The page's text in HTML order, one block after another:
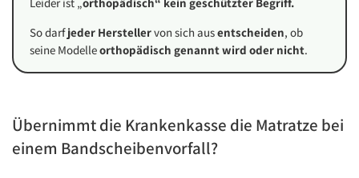
So darfjeder Herstellervon sich ausentscheiden, ob
seine Modelleorthopädisch genannt wird oder nicht.
Übernimmt die Krankenkasse die Matratze bei
einem Bandscheibenvorfall?